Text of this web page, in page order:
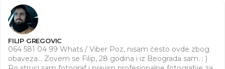
FILIP GREGOVIC
064 581 04 99 Whats / Viber Poz, nisam često ovde zbog
obaveza... Zovem se Filip, 28 godina i iz Beograda sam. : )